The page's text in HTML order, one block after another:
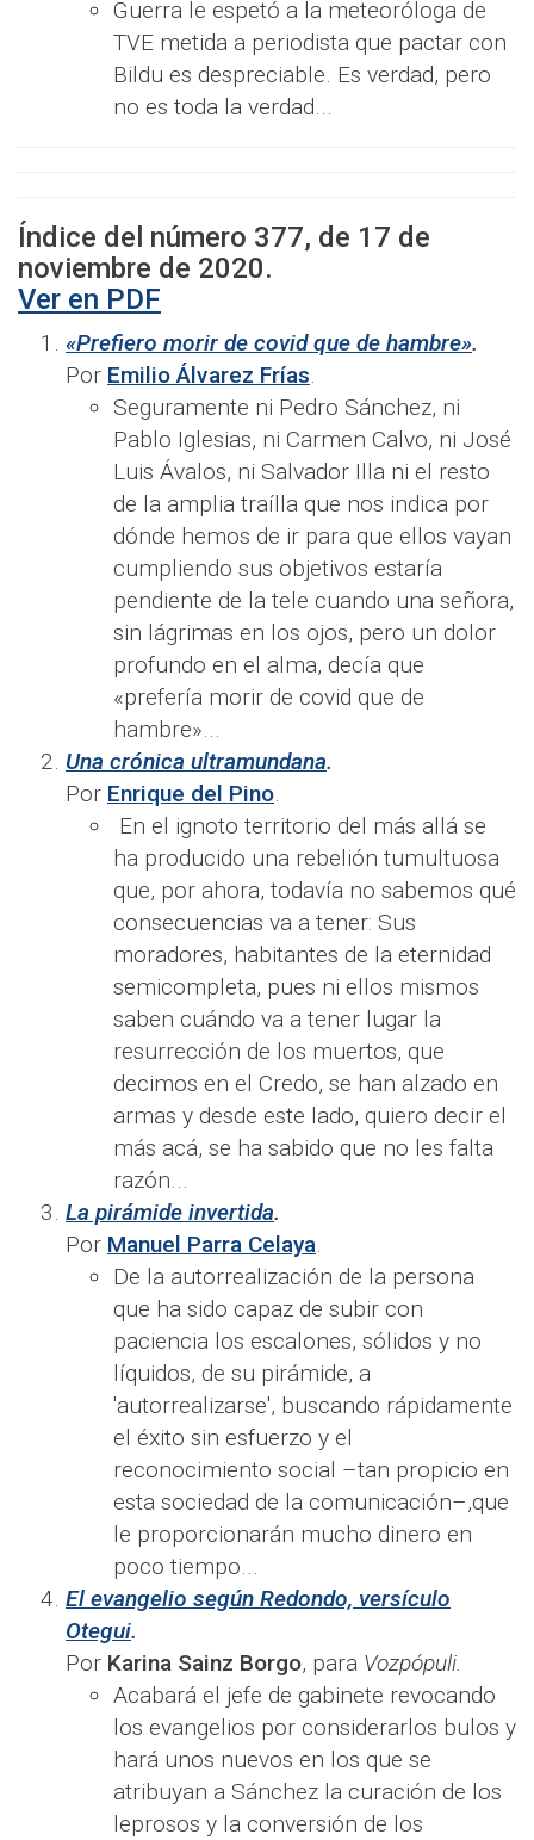
Guerra le espetó a la meteoróloga de
TVE metida a periodista que pactar con
Bildu es despreciable. Es verdad, pero
no es toda la verdad...
Índice del número 377, de 17 de
noviembre de 2020.
Ver en PDF
«Prefiero morir de covid que de hambre».
Por Emilio Álvarez Frías.
Seguramente ni Pedro Sánchez, ni
Pablo Iglesias, ni Carmen Calvo, ni José
Luis Ávalos, ni Salvador Illa ni el resto
de la amplia traílla que nos indica por
dónde hemos de ir para que ellos vayan
cumpliendo sus objetivos estaría
pendiente de la tele cuando una señora,
sin lágrimas en los ojos, pero un dolor
profundo en el alma, decía que
«prefería morir de covid que de
hambre»...
Una crónica ultramundana.
Por Enrique del Pino.
En el ignoto territorio del más allá se
ha producido una rebelión tumultuosa
que, por ahora, todavía no sabemos qué
consecuencias va a tener: Sus
moradores, habitantes de la eternidad
semicompleta, pues ni ellos mismos
saben cuándo va a tener lugar la
resurrección de los muertos, que
decimos en el Credo, se han alzado en
armas y desde este lado, quiero decir el
más acá, se ha sabido que no les falta
razón...
La pirámide invertida.
Por Manuel Parra Celaya.
De la autorrealización de la persona
que ha sido capaz de subir con
paciencia los escalones, sólidos y no
líquidos, de su pirámide, a
'autorrealizarse', buscando rápidamente
el éxito sin esfuerzo y el
reconocimiento social –tan propicio en
esta sociedad de la comunicación–,que
le proporcionarán mucho dinero en
poco tiempo...
El evangelio según Redondo, versículo
Otegui.
Por Karina Sainz Borgo, para Vozpópuli.
Acabará el jefe de gabinete revocando
los evangelios por considerarlos bulos y
hará unos nuevos en los que se
atribuyan a Sánchez la curación de los
leprosos y la conversión de los